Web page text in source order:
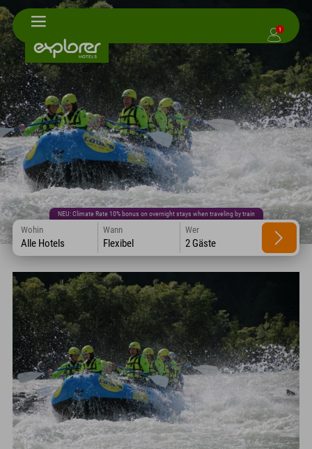
1
NEU: Climate Rate 10% bonus on overnight stays when traveling by train
Wohin
Alle Hotels
Wann
Flexibel
Wer
2 Gäste